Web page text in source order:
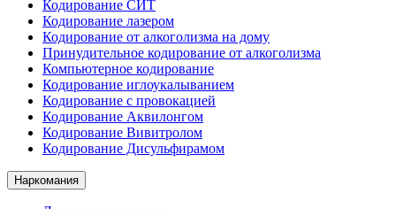
Кодирование СИТ
Кодирование лазером
Кодирование от алкоголизма на дому
Принудительное кодирование от алкоголизма
Компьютерное кодирование
Кодирование иглоукалыванием
Кодирование с провокацией
Кодирование Аквилонгом
Кодирование Вивитролом
Кодирование Дисульфирамом
Наркомания